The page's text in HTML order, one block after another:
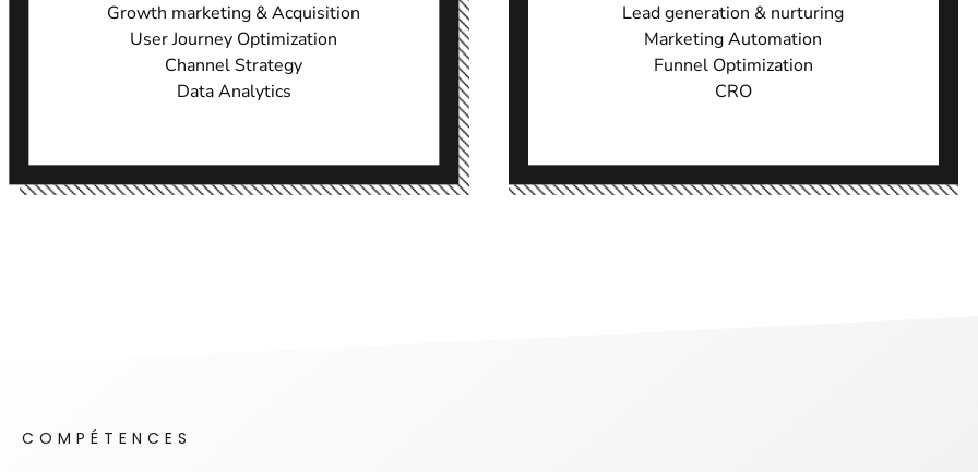
Growth marketing & Acquisition
User Journey Optimization
Channel Strategy
Data Analytics
Lead generation & nurturing
Marketing Automation
Funnel Optimization
CRO
COMPÉTENCES